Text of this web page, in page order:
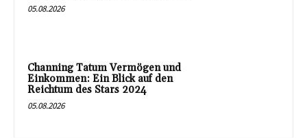
05.08.2026
Channing Tatum Vermögen und
Einkommen: Ein Blick auf den
Reichtum des Stars 2024
05.08.2026